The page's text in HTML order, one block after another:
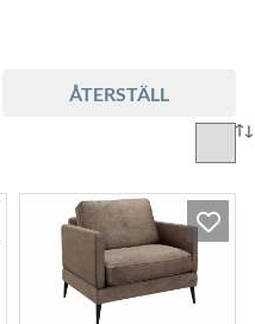
ÅTERSTÄLL